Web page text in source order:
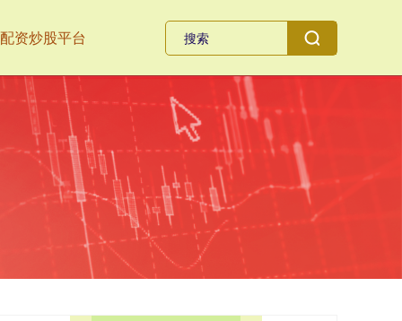
配资炒股平台